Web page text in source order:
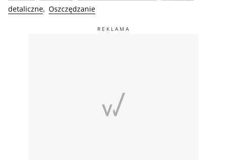
detaliczne Oszczędzanie